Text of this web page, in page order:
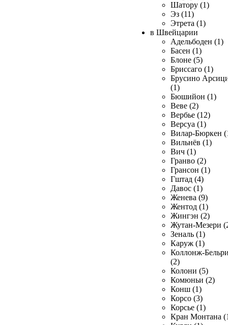
Шатору (1)
Эз (11)
Этрета (1)
в Швейцарии
Адельбоден (1)
Басен (1)
Блоне (5)
Бриссаго (1)
Брусино
(1)
Бюшийон (1)
Веве (2)
Вербье (12)
Версуа (1)
Вилар-Бюркен
Вильнёв (1)
Вич (1)
Гранво (2)
Грансон (1)
Гштад (4)
Давос (1)
Женева (9)
Жентод (1)
Жингэн (2)
Жутан-Мезери
Зеналь (1)
Каруж (1)
Коллонж-
(2)
Колони (5)
Комюньи (2)
Конш (1)
Корсо (3)
Корсье (1)
Кран Монтана